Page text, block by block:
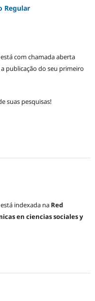
Regular
com chamada aberta
publicação do seu primeiro
suas pesquisas!
indexada na Red
en ciencias sociales y